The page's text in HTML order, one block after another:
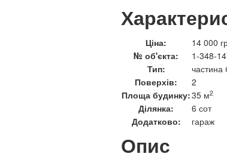
Ціна:
14 000
№ об'єкта:
1-348-
Тип:
частина
Поверхів:
2
Площа будинку:35 м2
Ділянка:
6 сот
Додатково:
гараж
Опис